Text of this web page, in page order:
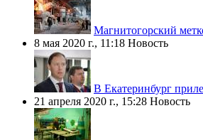
Магнитогорский
8 мая 2020 г., 11:18 Новость
В Екатеринбург
21 апреля 2020 г., 15:28 Новость